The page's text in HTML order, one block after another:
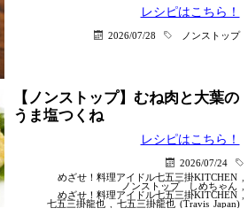
レシピはこちら！
2026/07/28 ノンストップ
【ノンストップ】むね肉と大葉の
うま塩つくね
レシピはこちら！
2026/07/24
めざせ！料理アイドル七五三掛KITCHEN
ノンストップ
しめちゃん ,
めざせ！料理アイドル七五三掛KITCHEN ,
七五三掛龍也
七五三掛龍也 (Travis Japan)